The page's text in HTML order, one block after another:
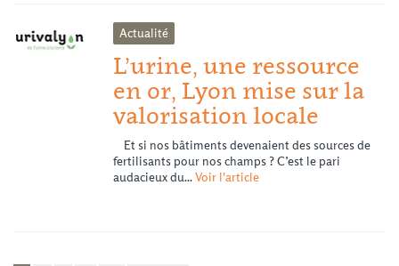
Actualité
L’urine, une ressource
en or, Lyon mise sur la
valorisation locale
Et si nos bâtiments devenaient des sources de
fertilisants pour nos champs ? C’est le pari
audacieux du...Voir l'article